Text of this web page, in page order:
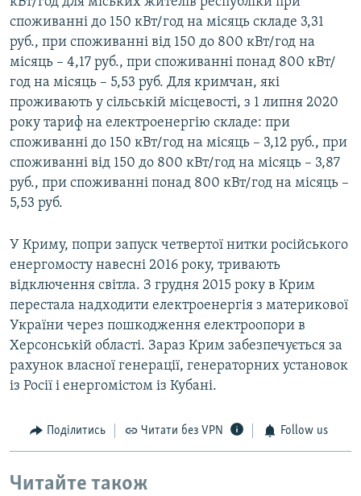
споживанні до 150 кВт/год на місяць складе 3,31
руб., при споживанні від 150 до 800 кВт/год на
місяць – 4,17 руб., при споживанні понад 800 кВт/
год на місяць – 5,53 руб. Для кримчан, які
проживають у сільській місцевості, з 1 липня 2020
року тариф на електроенергію складе: при
споживанні до 150 кВт/год на місяць – 3,12 руб., при
споживанні від 150 до 800 кВт/год на місяць – 3,87
руб., при споживанні понад 800 кВт/год на місяць –
5,53 руб.
У Криму, попри запуск четвертої нитки російського
енергомосту навесні 2016 року, тривають
відключення світла. З грудня 2015 року в Крим
перестала надходити електроенергія з материкової
України через пошкодження електроопори в
Херсонській області. Зараз Крим забезпечується за
рахунок власної генерації, генераторних установок
із Росії і енергомістом із Кубані.
Поділитись Читати без VPN Follow us
Читайте також